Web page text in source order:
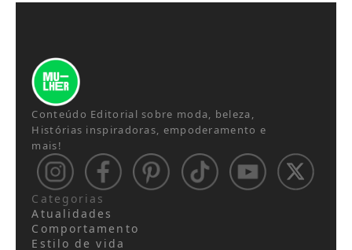
Conteúdo Editorial sobre moda, beleza,
Histórias inspiradoras, empoderamento e
mais!
Categorias
Atualidades
Comportamento
Estilo de vida